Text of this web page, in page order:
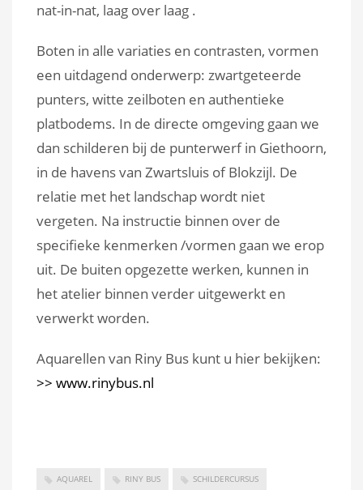
nat-in-nat, laag over laag .
Boten in alle variaties en contrasten, vormen
een uitdagend onderwerp: zwartgeteerde
punters, witte zeilboten en authentieke
platbodems. In de directe omgeving gaan we
dan schilderen bij de punterwerf in Giethoorn,
in de havens van Zwartsluis of Blokzijl. De
relatie met het landschap wordt niet
vergeten. Na instructie binnen over de
specifieke kenmerken /vormen gaan we erop
uit. De buiten opgezette werken, kunnen in
het atelier binnen verder uitgewerkt en
verwerkt worden.
Aquarellen van Riny Bus kunt u hier bekijken:
>> www.rinybus.nl
AQUAREL RINY BUS SCHILDERCURSUS